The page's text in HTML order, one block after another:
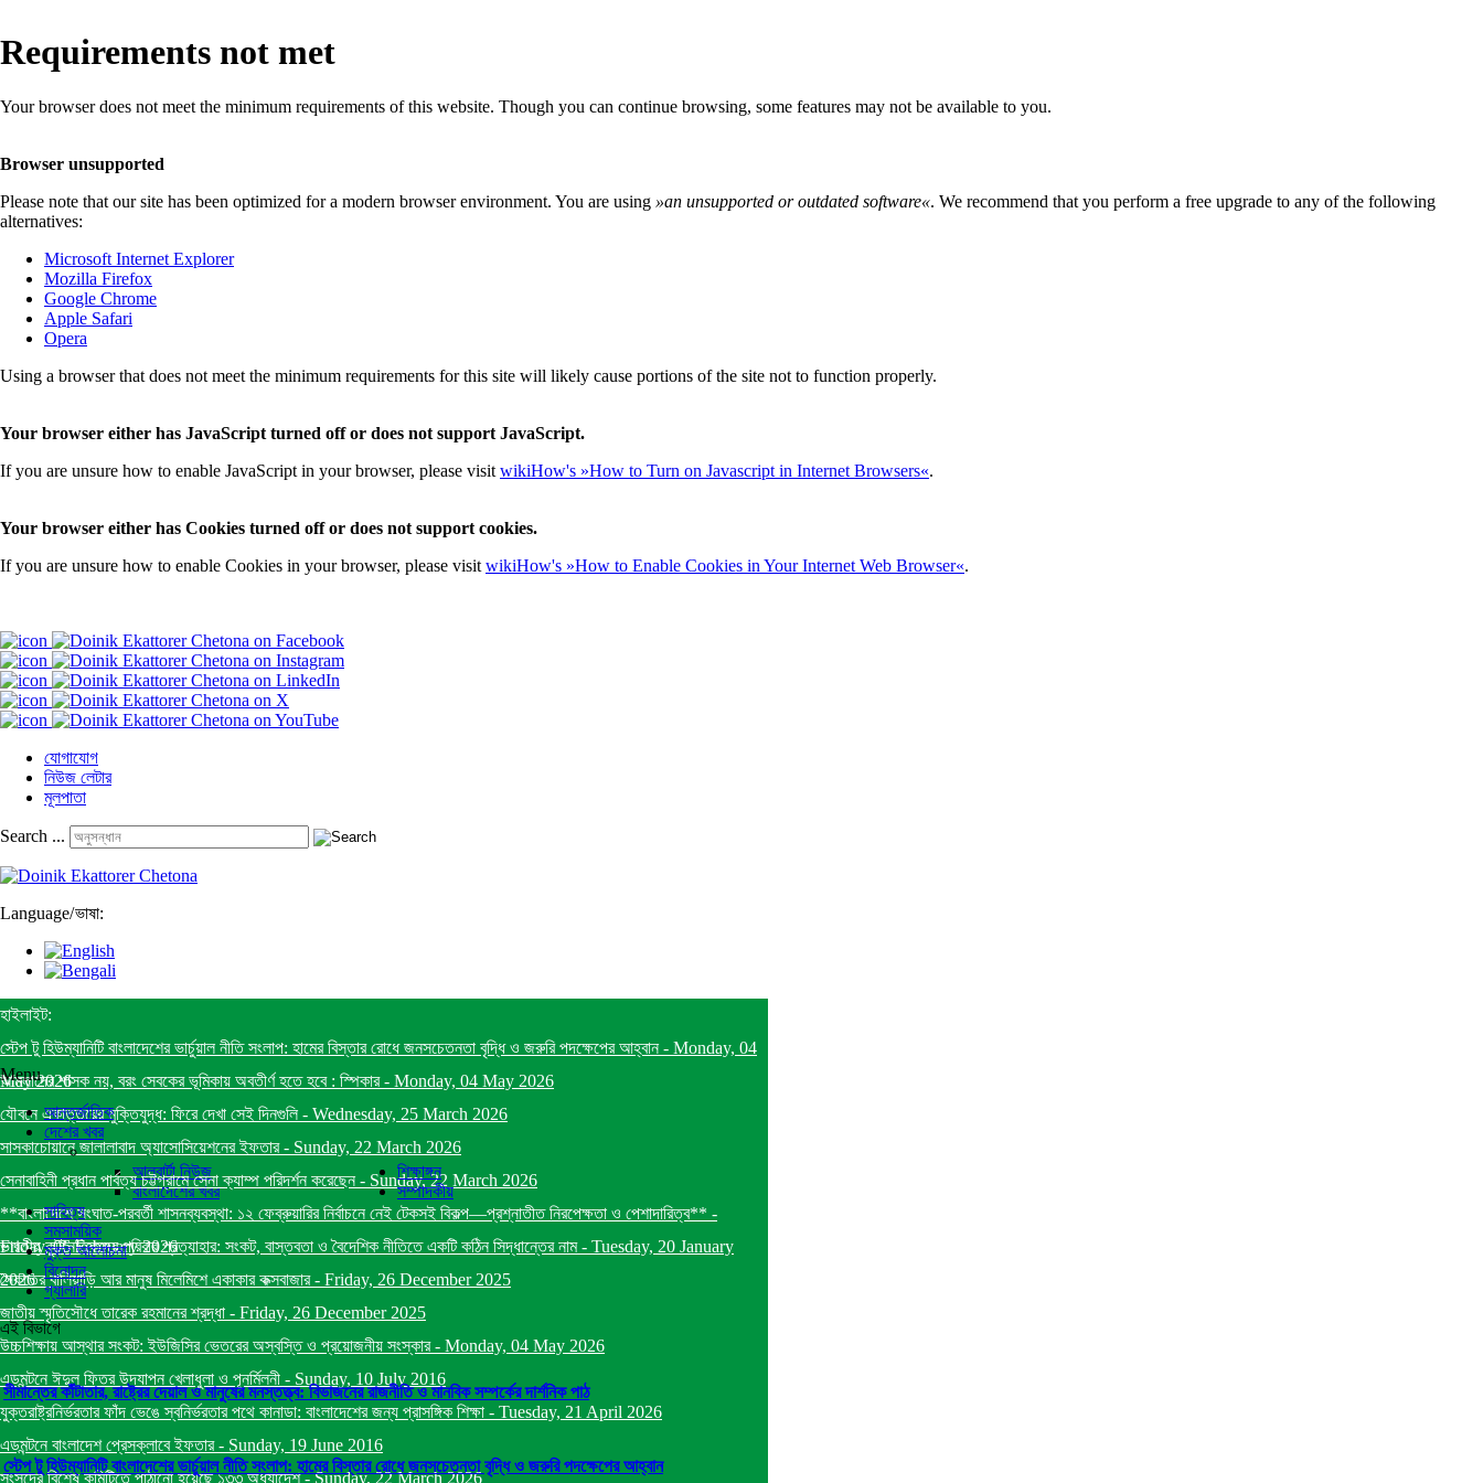
Requirements not met
Your browser does not meet the minimum requirements of this website. Though you can continue browsing, some features may not be available to you.
Browser unsupported
Please note that our site has been optimized for a modern browser environment. You are using »an unsupported or outdated software«. We recommend that you perform a free upgrade to any of the following
alternatives:
Microsoft Internet Explorer
Mozilla Firefox
Google Chrome
Apple Safari
Opera
Using a browser that does not meet the minimum requirements for this site will likely cause portions of the site not to function properly.
Your browser either has JavaScript turned off or does not support JavaScript.
If you are unsure how to enable JavaScript in your browser, please visit wikiHow's »How to Turn on Javascript in Internet Browsers«.
Your browser either has Cookies turned off or does not support cookies.
If you are unsure how to enable Cookies in your browser, please visit wikiHow's »How to Enable Cookies in Your Internet Web Browser«.
যোগাযোগ
নিউজ লেটার
মূলপাতা
Search ...
Language/ভাষা:
হাইলাইট:
স্টেপ টু হিউম্যানিটি বাংলাদেশের ভার্চুয়াল নীতি সংলাপ: হামের বিস্তার রোধে জনসচেতনতা বৃদ্ধি ও জরুরি পদক্ষেপের আহ্বান- Monday, 04
May 2026
আমলাদের শাসক নয়, বরং সেবকের ভূমিকায় অবতীর্ণ হতে হবে : স্পিকার- Monday, 04 May 2026
যৌবনে একাত্তরের মুক্তিযুদ্ধ: ফিরে দেখা সেই দিনগুলি- Wednesday, 25 March 2026
সাসকাচোয়ানে জালালাবাদ অ্যাসোসিয়েশনের ইফতার- Sunday, 22 March 2026
সেনাবাহিনী প্রধান পার্বত্য চট্টগ্রামে সেনা ক্যাম্প পরিদর্শন করেছেন- Sunday, 22 March 2026
**বাংলাদেশে সংঘাত-পরবর্তী শাসনব্যবস্থা: ১২ ফেব্রুয়ারির নির্বাচনে নেই টেকসই বিকল্প—প্রশ্নাতীত নিরপেক্ষতা ও পেশাদারিত্ব** -
Friday, 06 February 2026
ভারতীয় কূটনৈতিকদের পরিবার প্রত্যাহার: সংকট, বাস্তবতা ও বৈদেশিক নীতিতে একটি কঠিন সিদ্ধান্তের নাম- Tuesday, 20 January
2026
সৈকতের বালিয়াড়ি আর মানুষ মিলেমিশে একাকার কক্সবাজার- Friday, 26 December 2025
জাতীয় স্মৃতিসৌধে তারেক রহমানের শ্রদ্ধা - Friday, 26 December 2025
উচ্চশিক্ষায় আস্থার সংকট: ইউজিসির ভেতরের অস্বস্তি ও প্রয়োজনীয় সংস্কার- Monday, 04 May 2026
এডমন্টনে ঈদুল ফিতর উদযাপন খেলাধুলা ও পূনর্মিলনী - Sunday, 10 July 2016
যুক্তরাষ্ট্রনির্ভরতার ফাঁদ ভেঙে স্বনির্ভরতার পথে কানাডা: বাংলাদেশের জন্য প্রাসঙ্গিক শিক্ষা - Tuesday, 21 April 2026
এডমন্টনে বাংলাদেশ প্রেসক্লাবে ইফতার- Sunday, 19 June 2016
সংসদের বিশেষ কমিটিতে পাঠানো হয়েছে ১৩৩ অধ্যাদেশ-Sunday, 22 March 2026
Menu
আন্তর্জাতিক
দেশের খবর
আলবার্টা নিউজ
বাংলাদেশের খবর
শিক্ষাঙ্গন
সম্পাদকীয়
সাহিত্য
সমসাময়িক
মুক্ত আলোচনা
বিনোদন
গ্যালারি
এই বিভাগে
সীমান্তের কাঁটাতার, রাষ্ট্রের দেয়াল ও মানুষের মনস্তত্ত্ব: বিভাজনের রাজনীতি ও মানবিক সম্পর্কের দার্শনিক পাঠ
স্টেপ টু হিউম্যানিটি বাংলাদেশের ভার্চুয়াল নীতি সংলাপ: হামের বিস্তার রোধে জনসচেতনতা বৃদ্ধি ও জরুরি পদক্ষেপের আহ্বান